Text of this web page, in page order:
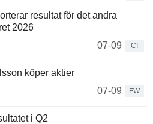
resultat för det andra
2026
07-09
CI
köper aktier
07-09
FW
i Q2